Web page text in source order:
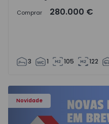
Comprar 280.000 €
3 1 105 122
Novidade
Apartamento T3 Porto,